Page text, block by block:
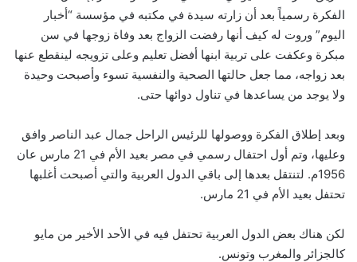
الفكرة رسمياً بعد أن زارته سيدة في مكتبه في مؤسسة “أخبار
اليوم” وروت له كيف أنها رفضت الزواج بعد وفاة زوجها في سن
مبكرة وعكفت على تربية ابنها أفضل تعليم وعلى تزويجه لينقطع عنها
بعد زواجه، مما جعل حالتها الصحية والنفسية تسوء وأصبحت وحيدة
ولا يوجد من يساعدها في تناول دوائها حتى.
وبعد إطلاق الفكرة ووصولها للرئيس الراحل جمال عبد الناصر وافق
وعليها، وتم أول احتفال رسمي في مصر بعيد الأم في 21 مارس عان
1956م. لتنتقل بعدها إلى باقي الدول العربية والتي أصبحت أغلبها
تحتفل بعيد الأم في 21 مارس.
لكن هناك بعض الدول العربية تحتفل فيه في الأحد الأخير من مايو
كالجزائر والمغرب وتونس.